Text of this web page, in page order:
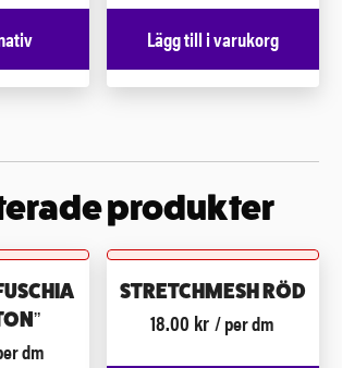
Lägg till i varukorg
produkter
dm
STRETCHMESH RÖD
18.00 kr / per dm